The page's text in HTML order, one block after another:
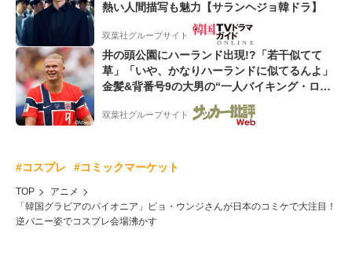
熱い人間描写も魅力【サランヘジョ韓ドラ】
双葉社グループサイト
井の頭公園にハーランド出現!?「若干似てて
草」「いや、かなりハーランドに似てるんよ」
金髪&背番号9の大男の“一人バイキング・ロ
ー”映像が話題!「元気をもらった」
双葉社グループサイト
#コスプレ #コミックマーケット
TOP
アニメ
「韓国グラビアのパイオニア」ピョ・ウンジさんが日本のコミケで大注目！
逆バニー姿でコスプレ会場沸かす